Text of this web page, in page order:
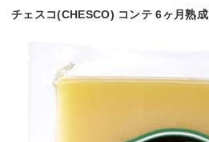
チェスコ(CHESCO) コンテ 6ヶ月熟成